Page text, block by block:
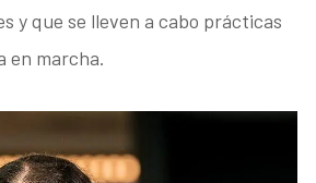
y que se lleven a cabo prácticas
en marcha.